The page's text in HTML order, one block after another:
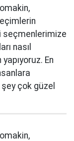
seçmenlerimize
nasıl
En
çok güzel